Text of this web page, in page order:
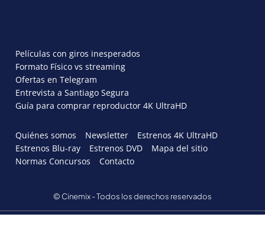
Películas con giros inesperados
Formato Físico vs streaming
Ofertas en Telegram
Entrevista a Santiago Segura
Guía para comprar reproductor 4K UltraHD
Quiénes somos Newsletter
Estrenos 4K UltraHD
Estrenos Blu-ray
Estrenos DVD
Mapa del sitio
Normas Concursos
Contacto
© Cinemix - Todos los derechos reservados